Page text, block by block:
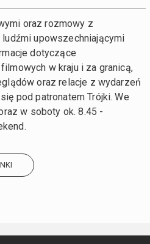
oraz rozmowy z
upowszechniającymi
dotyczące
w kraju i za granicą,
oraz relacje z wydarzeń
pod patronatem Trójki. We
w soboty ok. 8.45 -